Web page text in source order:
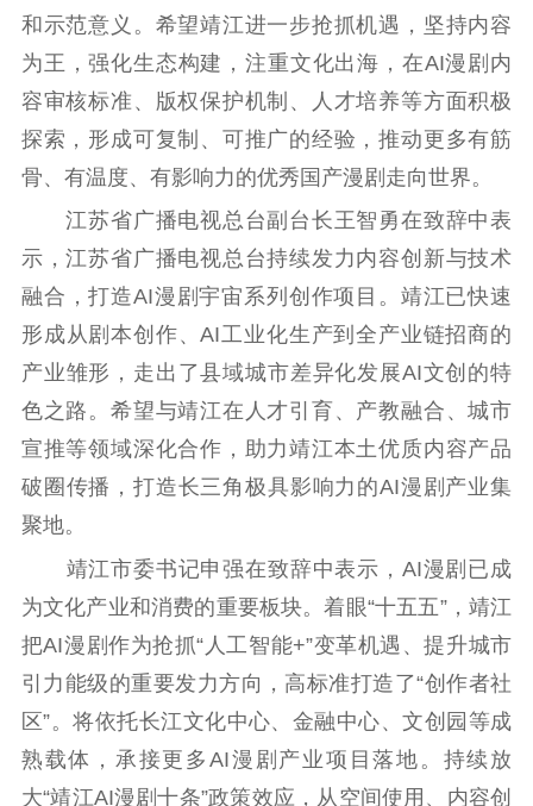
先进典型
社会宣传
思想政治教育 爱国主义教育
全民国防教育
红色资源保护利
用
新闻出版
精品出版 全民阅读
出版监管
扫黄打非
电影工作
电影创作 电影市场
文化人才
紫金人才 职称评审
数据资源
和示范意义。希望靖江进一步抢抓机遇，坚持内容
为王，强化生态构建，注重文化出海，在AI漫剧内
容审核标准、版权保护机制、人才培养等方面积极
探索，形成可复制、可推广的经验，推动更多有筋
骨、有温度、有影响力的优秀国产漫剧走向世界。
江苏省广播电视总台副台长王智勇在致辞中表
示，江苏省广播电视总台持续发力内容创新与技术
融合，打造AI漫剧宇宙系列创作项目。靖江已快速
形成从剧本创作、AI工业化生产到全产业链招商的
产业雏形，走出了县域城市差异化发展AI文创的特
色之路。希望与靖江在人才引育、产教融合、城市
宣推等领域深化合作，助力靖江本土优质内容产品
破圈传播，打造长三角极具影响力的AI漫剧产业集
聚地。
靖江市委书记申强在致辞中表示，AI漫剧已成
为文化产业和消费的重要板块。着眼“十五五”，靖江
把AI漫剧作为抢抓“人工智能+”变革机遇、提升城市
引力能级的重要发力方向，高标准打造了“创作者社
区”。将依托长江文化中心、金融中心、文创园等成
熟载体，承接更多AI漫剧产业项目落地。持续放
大“靖江AI漫剧十条”政策效应，从空间使用、内容创